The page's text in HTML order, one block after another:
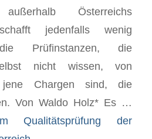
außerhalb Österreichs
jedenfalls wenig
Prüfinstanzen, die
nicht wissen, von
Chargen sind, die
Von Waldo Holz* Es …
Qualitätsprüfung der